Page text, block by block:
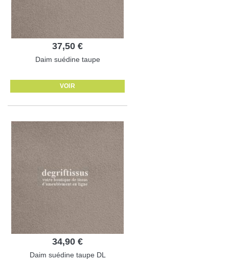
37,50 €
Daim suédine taupe
VOIR
34,90 €
Daim suédine taupe DL